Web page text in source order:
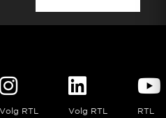
Volg RTL
Volg RTL
RTL